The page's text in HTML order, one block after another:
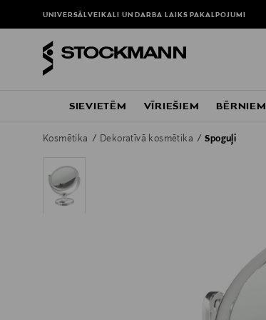
UNIVERSĀLVEIKALI UN DARBA LAIKSPAKALPOJUMI
SIEVIETĒM VĪRIEŠIEM BĒRNIEM
Kosmētika Dekoratīvā kosmētika Spoguļi